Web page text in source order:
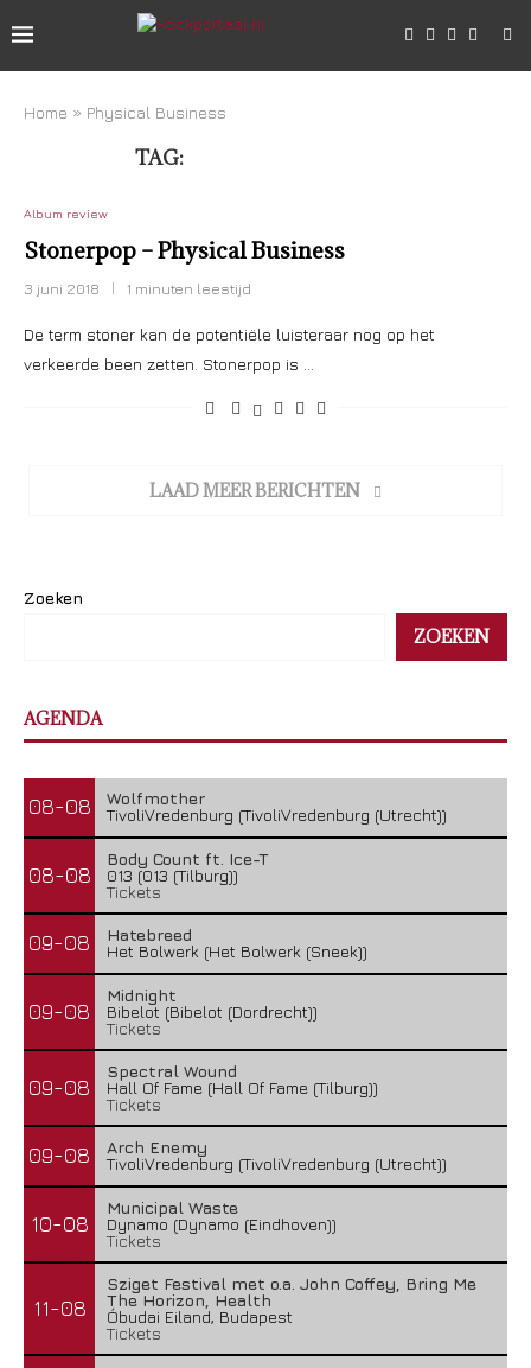
Home » Physical Business
TAG:
Album review
Stonerpop – Physical Business
3 juni 2018 1 minuten leestijd
De term stoner kan de potentiële luisteraar nog op het
verkeerde been zetten. Stonerpop is …
LAAD MEER BERICHTEN
Zoeken
ZOEKEN
AGENDA
08-08
Wolfmother
TivoliVredenburg (TivoliVredenburg (Utrecht))
08-08
Body Count ft. Ice-T
013 (013 (Tilburg))
Tickets
09-08
Hatebreed
Het Bolwerk (Het Bolwerk (Sneek))
09-08
Midnight
Bibelot (Bibelot (Dordrecht))
Tickets
09-08
Spectral Wound
Hall Of Fame (Hall Of Fame (Tilburg))
Tickets
09-08
Arch Enemy
TivoliVredenburg (TivoliVredenburg (Utrecht))
10-08
Municipal Waste
Dynamo (Dynamo (Eindhoven))
Tickets
11-08
Sziget Festival met o.a. John Coffey, Bring Me
The Horizon, Health
Óbudai Eiland, Budapest
Tickets